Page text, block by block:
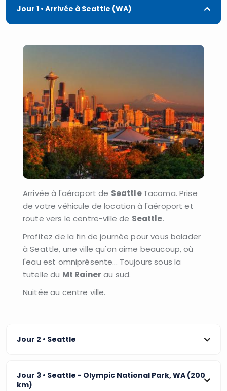
Jour 1 • Arrivée à Seattle (WA)
Arrivée à l'aéroport de SeattleTacoma. Prise
de votre véhicule de location à l'aéroport et
route vers le centre-ville de Seattle.
Profitez de la fin de journée pour vous balader
à Seattle, une ville qu'on aime beaucoup, où
l'eau est omniprésente... Toujours sous la
tutelle du Mt Rainer au sud.
Nuitée au centre ville.
Jour 2 • Seattle
Jour 3 • Seattle - Olympic National Park, WA (200
km)